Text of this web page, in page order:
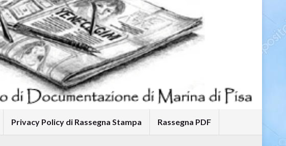
Privacy Policy di Rassegna Stampa Rassegna PDF